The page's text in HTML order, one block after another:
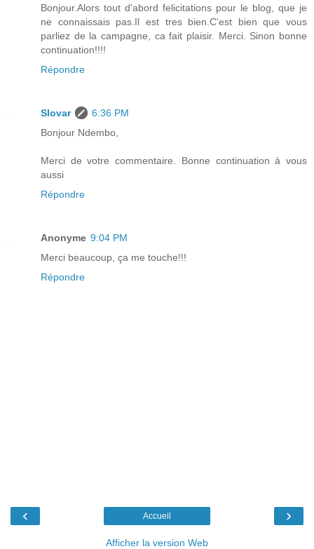
Bonjour.Alors tout d'abord felicitations pour le blog, que je
ne connaissais pas.Il est tres bien.C'est bien que vous
parliez de la campagne, ca fait plaisir. Merci. Sinon bonne
continuation!!!!
Répondre
Slovar
6:36 PM
Bonjour Ndembo,
Merci de votre commentaire. Bonne continuation à vous
aussi
Répondre
Anonyme 9:04 PM
Merci beaucoup, ça me touche!!!
Répondre
‹ ›
Accueil
Afficher la version Web